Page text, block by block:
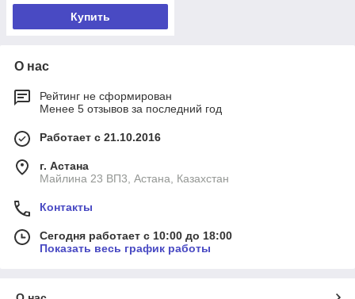
Купить
О нас
Рейтинг не сформирован
Менее 5 отзывов за последний год
Работает с 21.10.2016
г. Астана
Майлина 23 ВП3, Астана, Казахстан
Контакты
Сегодня работает с 10:00 до 18:00
Показать весь график работы